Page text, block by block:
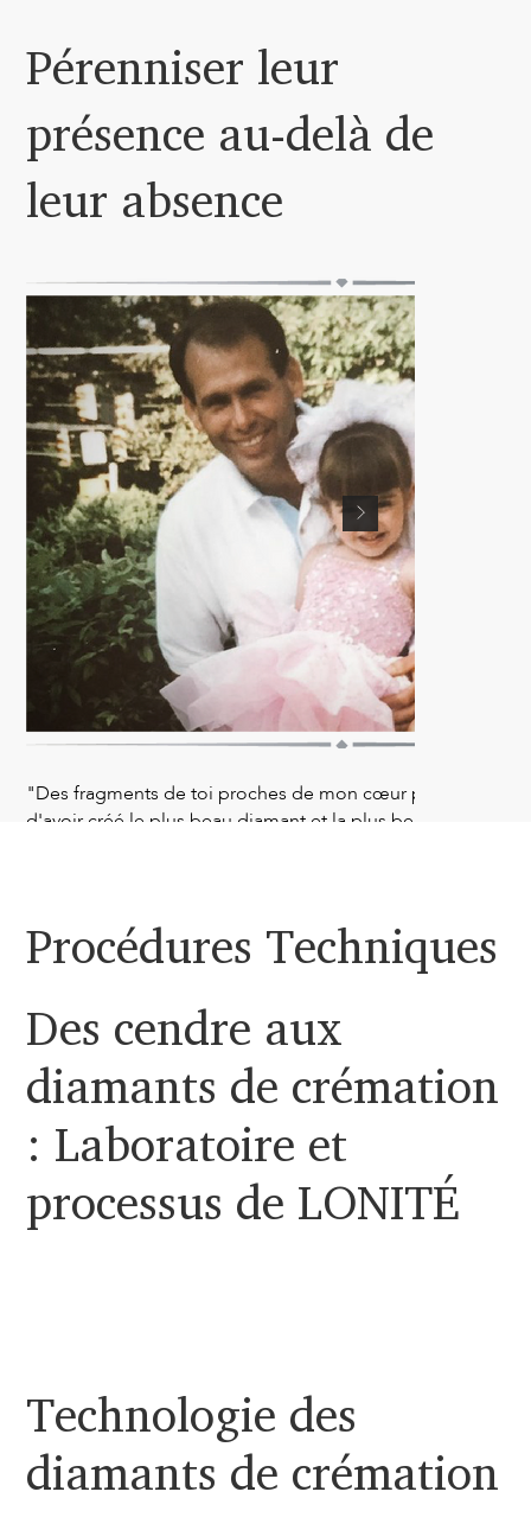
Pérenniser leur
présence au-delà de
leur absence
"Des fragments de toi proches de mon cœur pour
d'avoir créé le plus beau diamant et la plus belle bague à
— Cailyn Kennedy des États-Unis
Procédures Techniques
Des cendre aux
diamants de crémation
: Laboratoire et
processus de LONITÉ
Technologie des
diamants de crémation